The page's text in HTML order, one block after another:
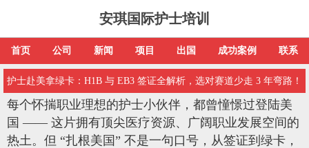
安琪国际护士培训
首页 公司 新闻 项目 出国 成功案例 联系
护士赴美拿绿卡：H1B 与 EB3 签证全解析，选对赛道少走 3 年弯路！
每个怀揣职业理想的护士小伙伴，都曾憧憬过登陆美
国 —— 这片拥有顶尖医疗资源、广阔职业发展空间的
热土。但 “扎根美国” 不是一句口号，从签证到绿卡，